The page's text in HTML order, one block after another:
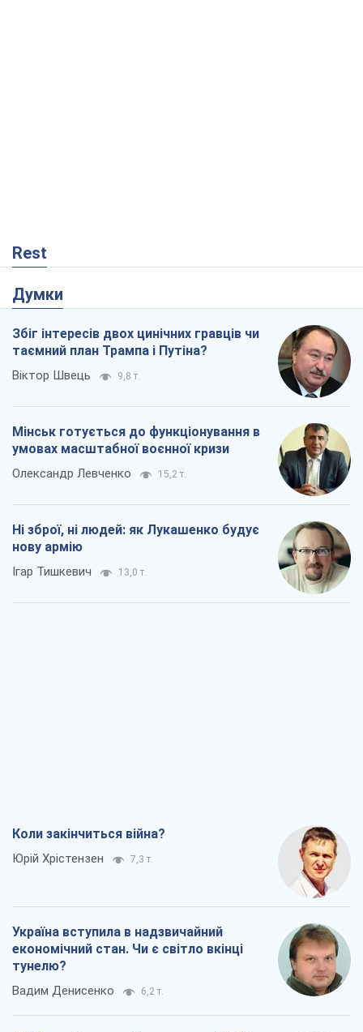
Rest
Думки
Збіг інтересів двох цинічних гравців чи
таємний план Трампа і Путіна?
Віктор Швець 9,8 т.
Мінськ готується до функціонування в
умовах масштабної воєнної кризи
Олександр Левченко 15,2 т.
Ні зброї, ні людей: як Лукашенко будує
нову армію
Ігар Тишкевич 13,0 т.
Коли закінчиться війна?
Юрій Хрістензен 7,3 т.
Україна вступила в надзвичайний
економічний стан. Чи є світло вкінці
тунелю?
Вадим Денисенко 6,2 т.